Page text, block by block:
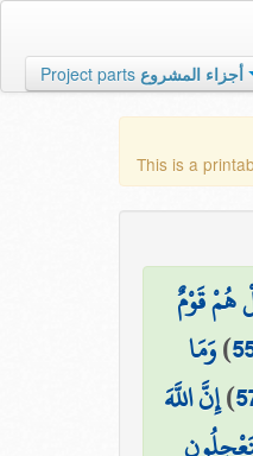
Project parts أجزاء المشروع
This is a
هُمْ قَوْمٌ
)وَمَا
)إِنَّ اللَّهَ